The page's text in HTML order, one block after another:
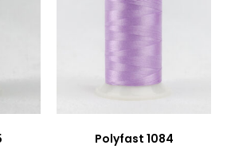
Polyfast 1084